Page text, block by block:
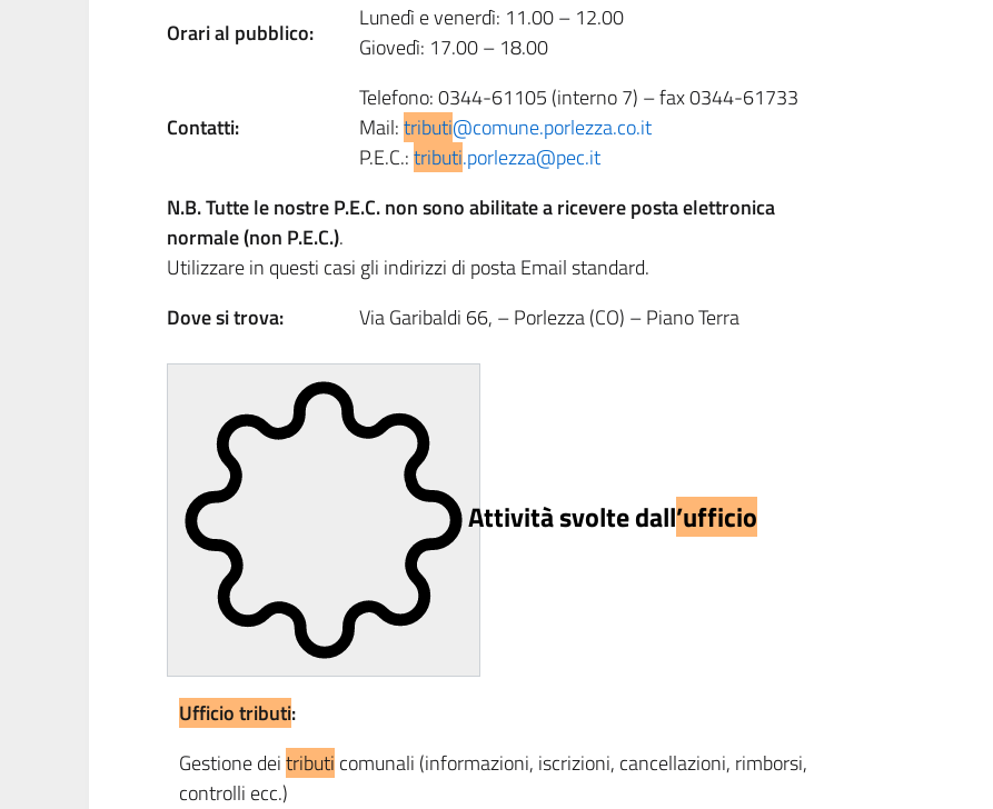
Orari al pubblico:
Lunedì e venerdì: 11.00 – 12.00
Giovedì: 17.00 – 18.00
Contatti:
Telefono: 0344-61105 (interno 7) – fax 0344-61733
Mail:tributi@comune.porlezza.co.it
P.E.C.:tributi.porlezza@pec.it
N.B. Tutte le nostre P.E.C. non sono abilitate a ricevere posta elettronica
normale (non P.E.C.).
Utilizzare in questi casi gli indirizzi di posta Email standard.
Dove si trova:
Via Garibaldi 66, – Porlezza (CO) – Piano Terra
Attività svolte dall’ufficio
Ufficio tributi:
Gestione deitributi comunali (informazioni, iscrizioni, cancellazioni, rimborsi,
controlli ecc.)